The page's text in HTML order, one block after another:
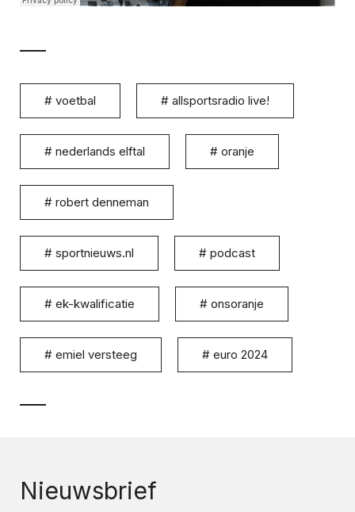
# voetbal # allsportsradio live!
# nederlands elftal # oranje
# robert denneman
# sportnieuws.nl # podcast
# ek-kwalificatie # onsoranje
# emiel versteeg # euro 2024
Nieuwsbrief